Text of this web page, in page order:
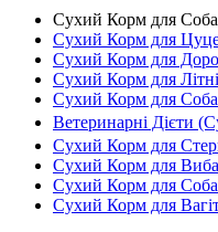
Сухий Корм для
Сухий Корм для
Сухий Корм для
Сухий Корм для
Сухий Корм для
Ветеринарні Дієти
Сухий Корм для
Сухий Корм для
Сухий Корм для
Сухий Корм для